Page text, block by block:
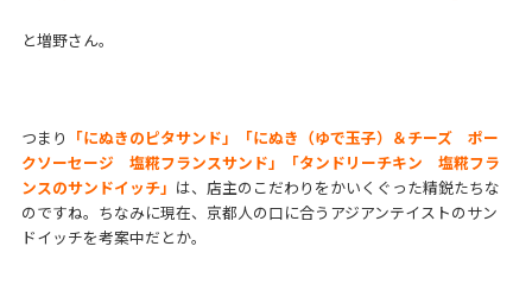
と増野さん。
つまり 「にぬきのピタサンド」「にぬき（ゆで玉子）＆チーズ ポー
クソーセージ 塩糀フランスサンド」「タンドリーチキン 塩糀フラ
ンスのサンドイッチ」 は、店主のこだわりをかいくぐった精鋭たちな
のですね。ちなみに現在、京都人の口に合うアジアンテイストのサン
ドイッチを考案中だとか。